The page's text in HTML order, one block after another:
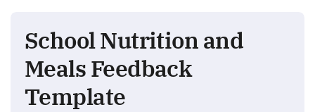
School Nutrition and
Meals Feedback
Template